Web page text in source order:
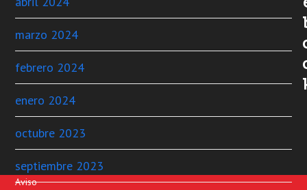
marzo 2024
febrero 2024
enero 2024
octubre 2023
septiembre 2023
Aviso